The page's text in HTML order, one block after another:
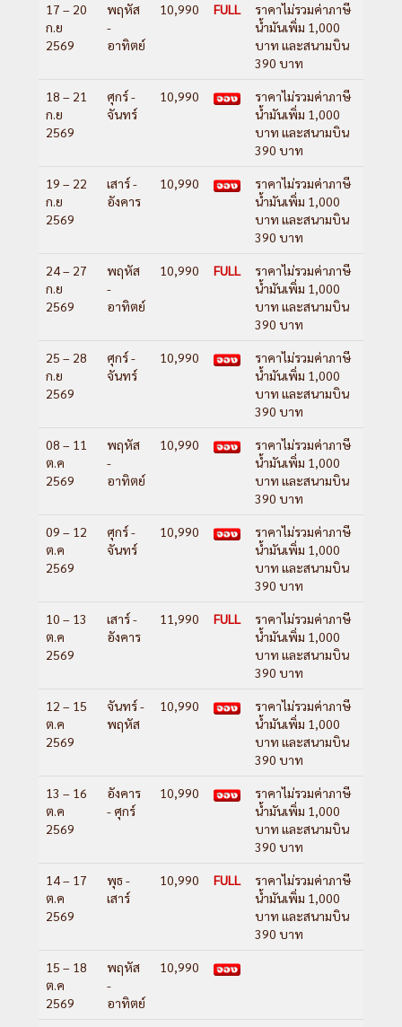
17 – 20
ก.ย
2569
พฤหัส
-
อาทิตย์
10,990 FULL
ราคาไม่รวมค่าภาษี
น้ำมันเพิ่ม 1,000
บาท และสนามบิน
390 บาท
18 – 21
ก.ย
2569
ศุกร์ -
จันทร์
10,990
ราคาไม่รวมค่าภาษี
น้ำมันเพิ่ม 1,000
บาท และสนามบิน
390 บาท
19 – 22
ก.ย
2569
เสาร์ -
อังคาร
10,990
ราคาไม่รวมค่าภาษี
น้ำมันเพิ่ม 1,000
บาท และสนามบิน
390 บาท
24 – 27
ก.ย
2569
พฤหัส
-
อาทิตย์
10,990 FULL
ราคาไม่รวมค่าภาษี
น้ำมันเพิ่ม 1,000
บาท และสนามบิน
390 บาท
25 – 28
ก.ย
2569
ศุกร์ -
จันทร์
10,990
ราคาไม่รวมค่าภาษี
น้ำมันเพิ่ม 1,000
บาท และสนามบิน
390 บาท
08 – 11
ต.ค
2569
พฤหัส
-
อาทิตย์
10,990
ราคาไม่รวมค่าภาษี
น้ำมันเพิ่ม 1,000
บาท และสนามบิน
390 บาท
09 – 12
ต.ค
2569
ศุกร์ -
จันทร์
10,990
ราคาไม่รวมค่าภาษี
น้ำมันเพิ่ม 1,000
บาท และสนามบิน
390 บาท
10 – 13
ต.ค
2569
เสาร์ -
อังคาร
11,990 FULL
ราคาไม่รวมค่าภาษี
น้ำมันเพิ่ม 1,000
บาท และสนามบิน
390 บาท
12 – 15
ต.ค
2569
จันทร์ -
พฤหัส
10,990
ราคาไม่รวมค่าภาษี
น้ำมันเพิ่ม 1,000
บาท และสนามบิน
390 บาท
13 – 16
ต.ค
2569
อังคาร
- ศุกร์
10,990
ราคาไม่รวมค่าภาษี
น้ำมันเพิ่ม 1,000
บาท และสนามบิน
390 บาท
14 – 17
ต.ค
2569
พุธ -
เสาร์
10,990 FULL
ราคาไม่รวมค่าภาษี
น้ำมันเพิ่ม 1,000
บาท และสนามบิน
390 บาท
15 – 18
ต.ค
2569
พฤหัส
-
อาทิตย์
10,990